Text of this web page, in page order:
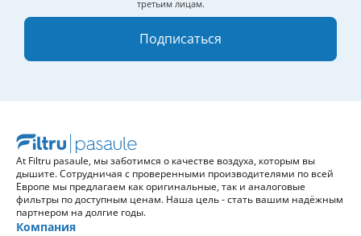
третьим лицам.
Подписаться
At Filtru pasaule, мы заботимся о качестве воздуха, которым вы
дышите. Сотрудничая с проверенными производителями по всей
Европе мы предлагаем как оригинальные, так и аналоговые
фильтры по доступным ценам. Наша цель - стать вашим надёжным
партнером на долгие годы.
Компания